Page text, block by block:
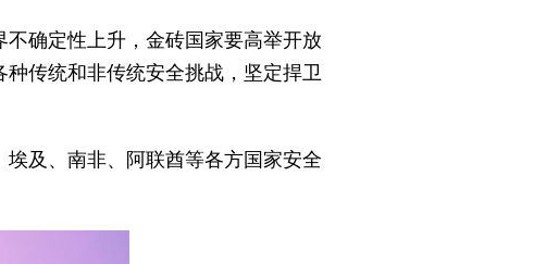
确定性上升，金砖国家要高举开放
传统和非传统安全挑战，坚定捍卫
及、南非、阿联酋等各方国家安全